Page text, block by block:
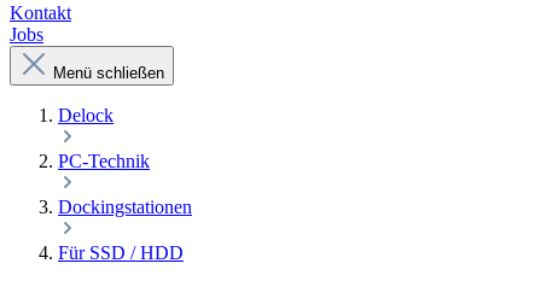
Kontakt
Jobs
Menü schließen
Delock
PC-Technik
Dockingstationen
Für SSD / HDD